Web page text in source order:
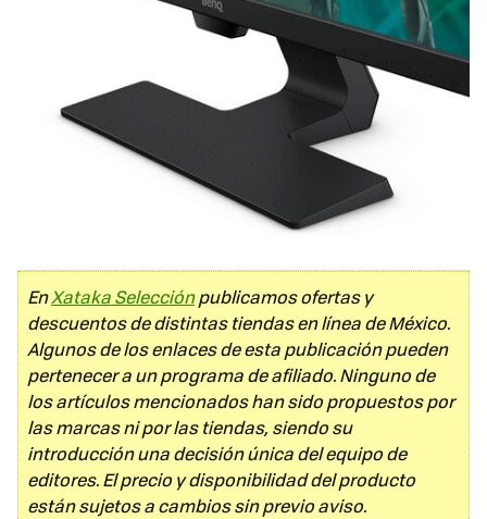
EnXataka Selecciónpublicamos ofertas y
descuentos de distintas tiendas en línea de México.
Algunos de los enlaces de esta publicación pueden
pertenecer a un programa de afiliado. Ninguno de
los artículos mencionados han sido propuestos por
las marcas ni por las tiendas, siendo su
introducción una decisión única del equipo de
editores. El precio y disponibilidad del producto
están sujetos a cambios sin previo aviso.